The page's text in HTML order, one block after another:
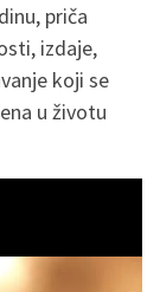
priča
izdaje,
koji se
u životu